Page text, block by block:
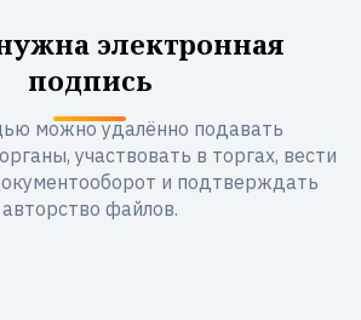
электронная
подпись
можно удалённо подавать
участвовать в торгах, вести
и подтверждать
авторство файлов.